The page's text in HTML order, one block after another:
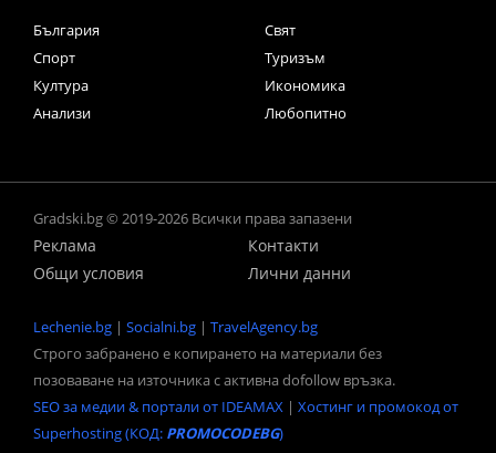
България
Свят
Спорт
Туризъм
Култура
Икономика
Анализи
Любопитно
Gradski.bg © 2019-2026 Всички права запазени
Реклама
Контакти
Общи условия
Лични данни
Lechenie.bg | Socialni.bg | TravelAgency.bg
Строго забранено е копирането на материали без
позоваване на източника с активна dofollow връзка.
SEO за медии & портали от IDEAMAX | Хостинг и промокод от
Superhosting (КОД: PROMOCODEBG)